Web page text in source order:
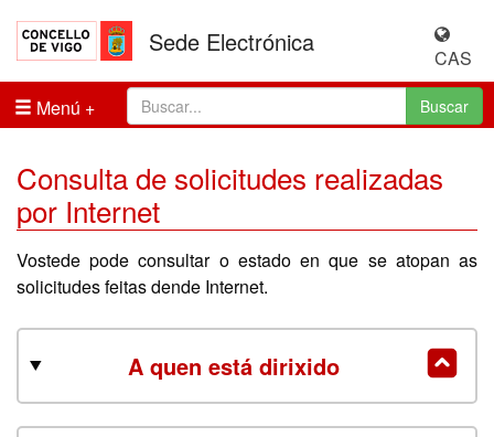
Sede Electrónica
CAS
Menú
Buscar
Consulta de solicitudes realizadas
por Internet
Vostede pode consultar o estado en que se atopan as
solicitudes feitas dende Internet.
A quen está dirixido